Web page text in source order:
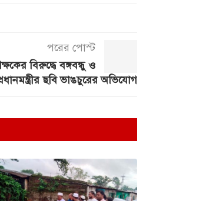
পরের পোস্ট
বিরুদ্ধে বঙ্গবন্ধু ও
ছবি ভাঙচুরের অভিযোগ